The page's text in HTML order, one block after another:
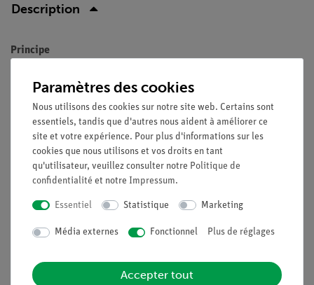
Description
Principe
familiarisés dans l'une des expériences précédentes, il faut
maintenant les familiariser avec l'enregistrement des
oscillations dans un diagramme de temps de parcours et
tenter son évaluation.
Les valeurs déterminées pour les périodes d'oscillation avec
différentes masses et longueurs de pendule peuvent ensuite
être comparées aux valeurs déterminées directement avec un
lame".
Avantages
Paramètres des cookies
Nous utilisons des cookies sur notre site web. Certains sont
essentiels, tandis que d'autres nous aident à améliorer ce
site et votre expérience. Pour plus d'informations sur les
cookies que nous utilisons et vos droits en tant
qu'utilisateur, veuillez consulter notre Politique de
confidentialité et notre Impressum.
Essentiel Statistique Marketing
Média externes Fonctionnel Plus de réglages
Accepter tout